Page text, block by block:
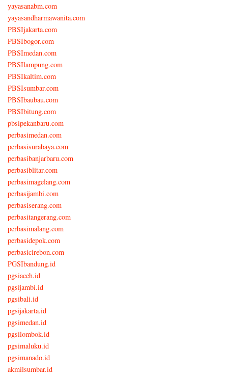
yayasanabm.com
yayasandharmawanita.com
PBSIjakarta.com
PBSIbogor.com
PBSImedan.com
PBSIlampung.com
PBSIkaltim.com
PBSIsumbar.com
PBSIbaubau.com
PBSIbitung.com
pbsipekanbaru.com
perbasimedan.com
perbasisurabaya.com
perbasibanjarbaru.com
perbasiblitar.com
perbasimagelang.com
perbasijambi.com
perbasiserang.com
perbasitangerang.com
perbasimalang.com
perbasidepok.com
perbasicirebon.com
PGSIbandung.id
pgsiaceh.id
pgsijambi.id
pgsibali.id
pgsijakarta.id
pgsimedan.id
pgsilombok.id
pgsimaluku.id
pgsimanado.id
akmilsumbar.id